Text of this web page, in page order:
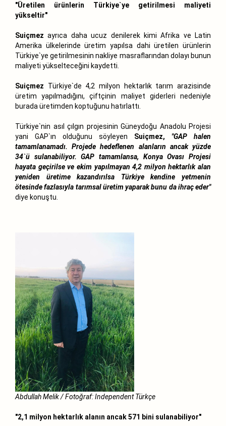
"Üretilen ürünlerin Türkiye`ye getirilmesi maliyeti
yükseltir"
Suiçmez ayrıca daha ucuz denilerek kimi Afrika ve Latin
Amerika ülkelerinde üretim yapılsa dahi üretilen ürünlerin
Türkiye`ye getirilmesinin nakliye masraflarından dolayı bunun
maliyeti yükselteceğini kaydetti.
Suiçmez Türkiye`de 4,2 milyon hektarlık tarım arazisinde
üretim yapılmadığını, çiftçinin maliyet giderleri nedeniyle
burada üretimden koptuğunu hatırlattı.
Türkiye`nin asıl çılgın projesinin Güneydoğu Anadolu Projesi
yani GAP`ın olduğunu söyleyen Suiçmez,
"GAP halen
tamamlanamadı. Projede hedeflenen alanların ancak yüzde
34`ü sulanabiliyor. GAP tamamlansa, Konya Ovası Projesi
hayata geçirilse ve ekim yapılmayan 4,2 milyon hektarlık alan
yeniden üretime kazandırılsa Türkiye kendine yetmenin
ötesinde fazlasıyla tarımsal üretim yaparak bunu da ihraç eder"
diye konuştu.
Abdullah Melik / Fotoğraf: Independent Türkçe
"2,1 milyon hektarlık alanın ancak 571 bini sulanabiliyor"